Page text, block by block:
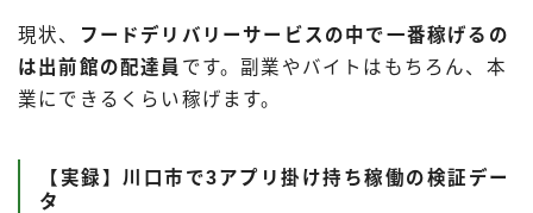
現状、
フードデリバリーサービスの中で一番稼げるの
は出前館の配達員 です。副業やバイトはもちろん、本
業にできるくらい稼げます。
【実録】川口市で3アプリ掛け持ち稼働の検証デー
タ